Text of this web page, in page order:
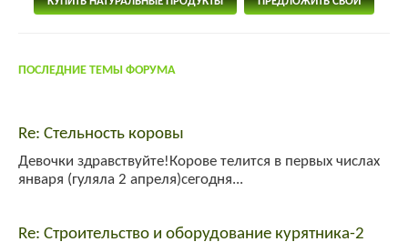
ПОСЛЕДНИЕ ТЕМЫ ФОРУМА
Re: Стельность коровы
Девочки здравствуйте!Корове телится в первых числах
января (гуляла 2 апреля)сегодня...
Re: Строительство и оборудование курятника-2